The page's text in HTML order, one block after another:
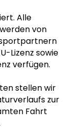
Alle
Lizenz sowie
verfügen.